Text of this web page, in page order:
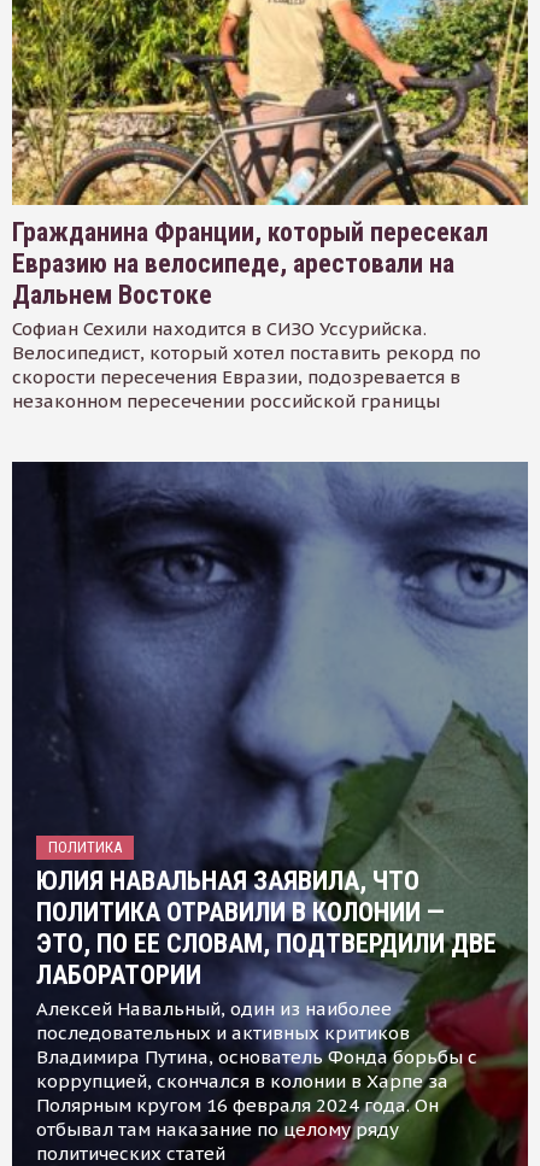
Гражданина Франции, который пересекал
Евразию на велосипеде, арестовали на
Дальнем Востоке
Софиан Сехили находится в СИЗО Уссурийска.
Велосипедист, который хотел поставить рекорд по
скорости пересечения Евразии, подозревается в
незаконном пересечении российской границы
ПОЛИТИКА
ЮЛИЯ НАВАЛЬНАЯ ЗАЯВИЛА, ЧТО
ПОЛИТИКА ОТРАВИЛИ В КОЛОНИИ —
ЭТО, ПО ЕЕ СЛОВАМ, ПОДТВЕРДИЛИ ДВЕ
ЛАБОРАТОРИИ
Алексей Навальный, один из наиболее
последовательных и активных критиков
Владимира Путина, основатель Фонда борьбы с
коррупцией, скончался в колонии в Харпе за
Полярным кругом 16 февраля 2024 года. Он
отбывал там наказание по целому ряду
политических статей